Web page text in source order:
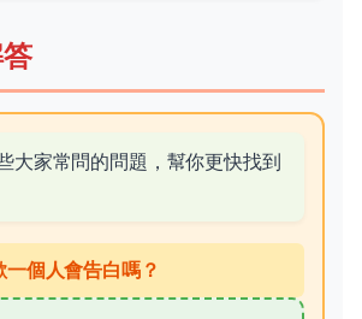
大家常問的問題，幫你更快找到
個人會告白嗎？